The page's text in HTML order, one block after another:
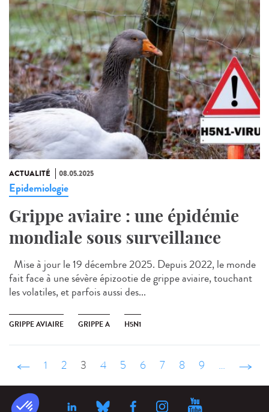
ACTUALITÉ 08.05.2025
Epidemiologie
Grippe aviaire : une épidémie
mondiale sous surveillance
Mise à jour le 19 décembre 2025. Depuis 2022, le monde
fait face à une sévère épizootie de grippe aviaire, touchant
les volatiles, et parfois aussi des...
GRIPPE AVIAIRE GRIPPE A H5N1
‹ précédent
1 2 3 4 5 6 7 8 9 …